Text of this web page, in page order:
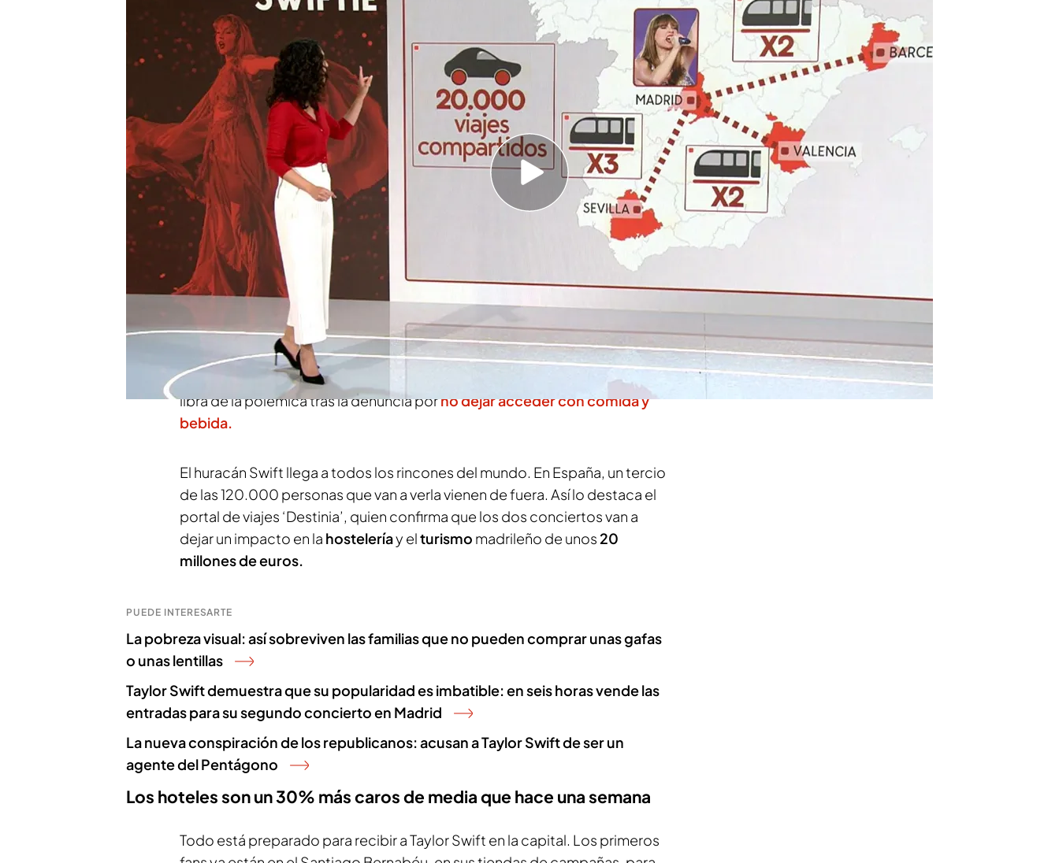
27 MAY 2024 - 22:53h.
En España un tercio de las 120.000 personas que van a verla vienen de
fuera
Estos días se han registrado 20.000 viajes en coche compartido hacia
Madrid
El concierto de Taylor Swift en el Santiago Bernabéu indigna a los
vecinos: “Es horrible”
Compartir
Quedan pocos días para que la cantante Taylor Swiftllegue a Madrid para
dar sus dosconciertosen elSantiago Bernabeu. Un evento que muchos
fans esperan con ansias, aunque no son los únicos. El turismo madrileño se
beneficia de esta oportunidad de la cantante estadounidense que no se
libra de la polémica tras la denuncia porno dejar acceder con comida y
bebida.
El huracán Swift llega a todos los rincones del mundo. En España, un tercio
de las 120.000 personas que van a verla vienen de fuera. Así lo destaca el
portal de viajes ‘Destinia’, quien confirma que los dos conciertos van a
dejar un impacto en la hosteleríay elturismo madrileño de unos 20
millones de euros.
PUEDE INTERESARTE
La pobreza visual: así sobreviven las familias que no pueden comprar unas gafas
o unas lentillas
Taylor Swift demuestra que su popularidad es imbatible: en seis horas vende las
entradas para su segundo concierto en Madrid
La nueva conspiración de los republicanos: acusan a Taylor Swift de ser un
agente del Pentágono
Los hoteles son un 30% más caros de media que hace una semana
Todo está preparado para recibir a Taylor Swift en la capital. Los primeros